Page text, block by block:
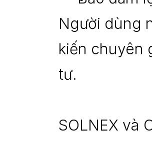
Người dùng
kiến chuyên
tư.
SOLNEX và